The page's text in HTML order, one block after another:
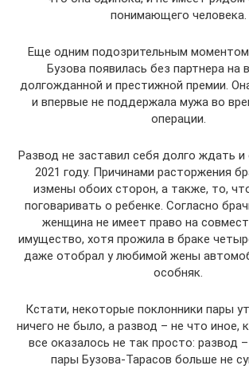
понимающего человека.
Еще одним подозрительным
Бузова появилась без партнера на
долгожданной и престижной премии.
и впервые не поддержала мужа во
операции.
Развод не заставил себя долго ждать
2021 году. Причинами расторжения
измены обоих сторон, а также, то,
поговаривать о ребенке. Согласно
женщина не имеет право на
имущество, хотя прожила в браке
даже отобрал у любимой жены
особняк.
Кстати, некоторые поклонники пары
ничего не было, а развод – не что иное,
все оказалось не так просто: развод
пары Бузова-Тарасов больше не